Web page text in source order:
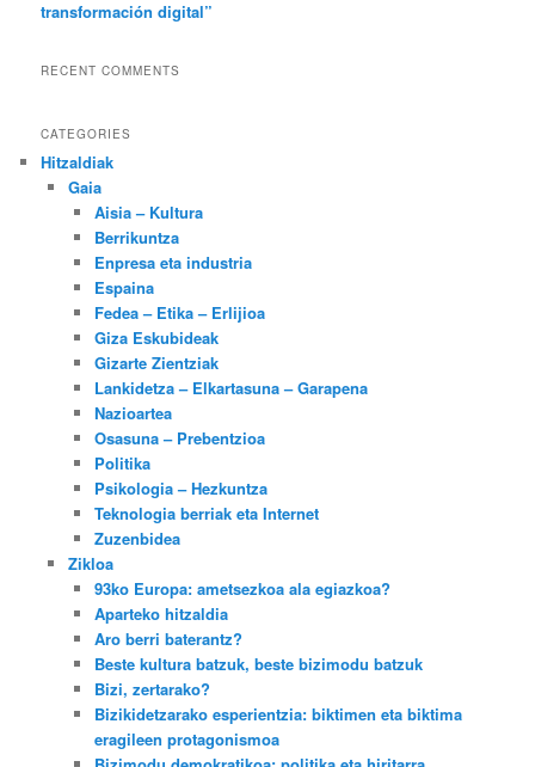
transformación digital”
RECENT COMMENTS
CATEGORIES
Hitzaldiak
Gaia
Aisia – Kultura
Berrikuntza
Enpresa eta industria
Espaina
Fedea – Etika – Erlijioa
Giza Eskubideak
Gizarte Zientziak
Lankidetza – Elkartasuna – Garapena
Nazioartea
Osasuna – Prebentzioa
Politika
Psikologia – Hezkuntza
Teknologia berriak eta Internet
Zuzenbidea
Zikloa
93ko Europa: ametsezkoa ala egiazkoa?
Aparteko hitzaldia
Aro berri baterantz?
Beste kultura batzuk, beste bizimodu batzuk
Bizi, zertarako?
Bizikidetzarako esperientzia: biktimen eta biktima
eragileen protagonismoa